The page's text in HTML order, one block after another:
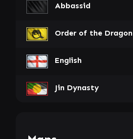
Abbassid
Order of the Dragon
English
Jin Dynasty